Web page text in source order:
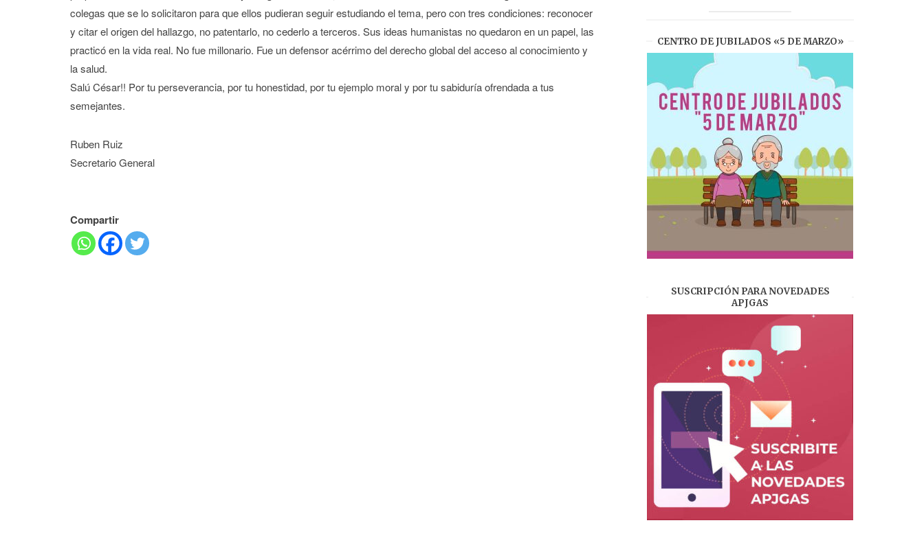
colegas que se lo solicitaron para que ellos pudieran seguir estudiando el tema, pero con tres condiciones: reconocer
y citar el origen del hallazgo, no patentarlo, no cederlo a terceros. Sus ideas humanistas no quedaron en un papel, las
practicó en la vida real. No fue millonario. Fue un defensor acérrimo del derecho global del acceso al conocimiento y
la salud.
Salú César!! Por tu perseverancia, por tu honestidad, por tu ejemplo moral y por tu sabiduría ofrendada a tus
semejantes.
Ruben Ruiz
Secretario General
Compartir
CENTRO DE JUBILADOS «5 DE MARZO»
SUSCRIPCIÓN PARA NOVEDADES
APJGAS